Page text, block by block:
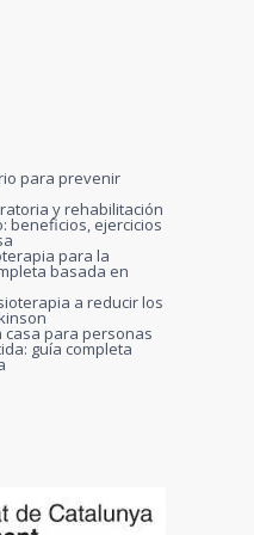
para prevenir
y rehabilitación
beneficios, ejercicios
para la
basada en
a reducir los
casa para personas
guía completa